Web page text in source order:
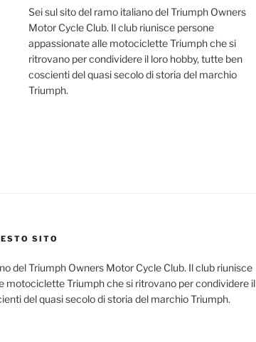
Sei sul sito del ramo italiano del Triumph Owners
Motor Cycle Club. Il club riunisce persone
appassionate alle motociclette Triumph che si
ritrovano per condividere il loro hobby, tutte ben
coscienti del quasi secolo di storia del marchio
Triumph.
SITO
del Triumph Owners Motor Cycle Club. Il club riunisce
motociclette Triumph che si ritrovano per condividere il
del quasi secolo di storia del marchio Triumph.